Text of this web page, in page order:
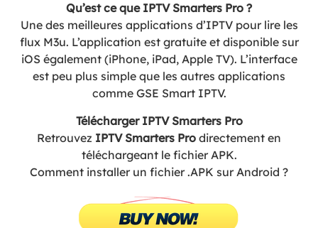
Qu’est ce que IPTV Smarters Pro ?
Une des meilleures applications d’IPTV pour lire les
flux M3u. L’application est gratuite et disponible sur
iOS également (iPhone, iPad, Apple TV). L’interface
est peu plus simple que les autres applications
comme GSE Smart IPTV.
Télécharger IPTV Smarters Pro
Retrouvez IPTV Smarters Pro directement en
téléchargeant le fichier APK.
Comment installer un fichier .APK sur Android ?